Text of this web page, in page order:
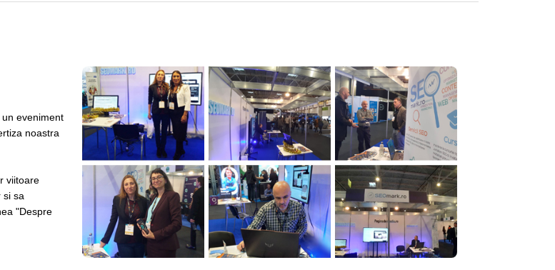
eveniment
noastra
viitoare
si sa
"Despre